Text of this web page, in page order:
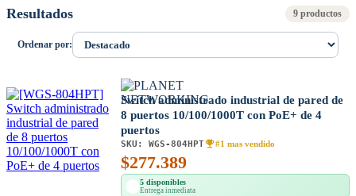
Resultados 9 productos
Ordenar por:
Switch administrado industrial de pared de
8 puertos 10/100/1000T con PoE+ de 4
puertos
SKU: WGS-804HPT #1 mas vendido
$277.389
5 disponibles
Entrega inmediata